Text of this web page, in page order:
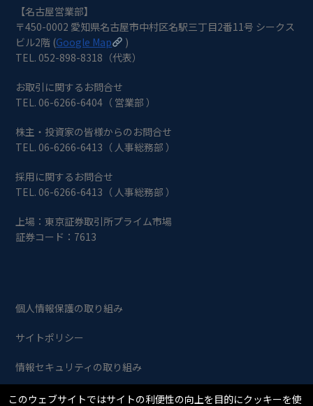
【名古屋営業部】
〒450-0002 愛知県名古屋市中村区名駅三丁目2番11号 シークス
ビル2階 (Google Map
)
TEL. 052-898-8318（代表）
お取引に関するお問合せ
TEL. 06-6266-6404（ 営業部 ）
株主・投資家の皆様からのお問合せ
TEL. 06-6266-6413（ 人事総務部 ）
採用に関するお問合せ
TEL. 06-6266-6413（ 人事総務部 ）
上場：東京証券取引所プライム市場
証券コード：7613
個人情報保護の取り組み
サイトポリシー
情報セキュリティの取り組み
このウェブサイトではサイトの利便性の向上を目的にクッキーを使